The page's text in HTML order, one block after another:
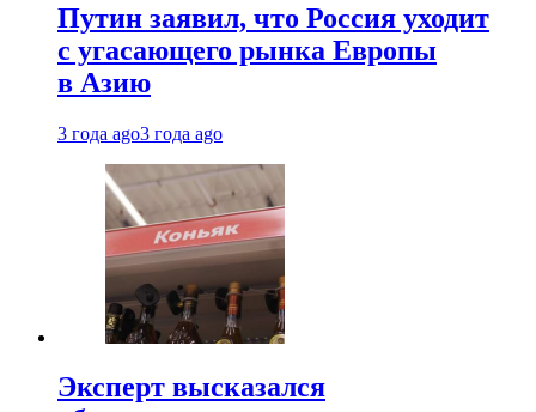
Путин заявил, что Россия уходит
с угасающего рынка Европы
в Азию
3 года ago3 года ago
Эксперт высказался